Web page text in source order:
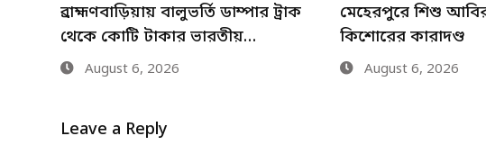
মেহেরপুরে শিশু আবির হত্যায় দুই
কিশোরের কারাদণ্ড
August 6, 2026
নানা আয়োজনে
আগস্ট জুলাই গণ
August 6, 2026
Leave a Reply